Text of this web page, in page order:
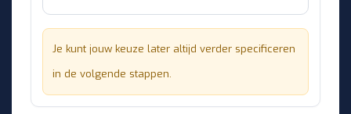
Je kunt jouw keuze later altijd verder specificeren
in de volgende stappen.